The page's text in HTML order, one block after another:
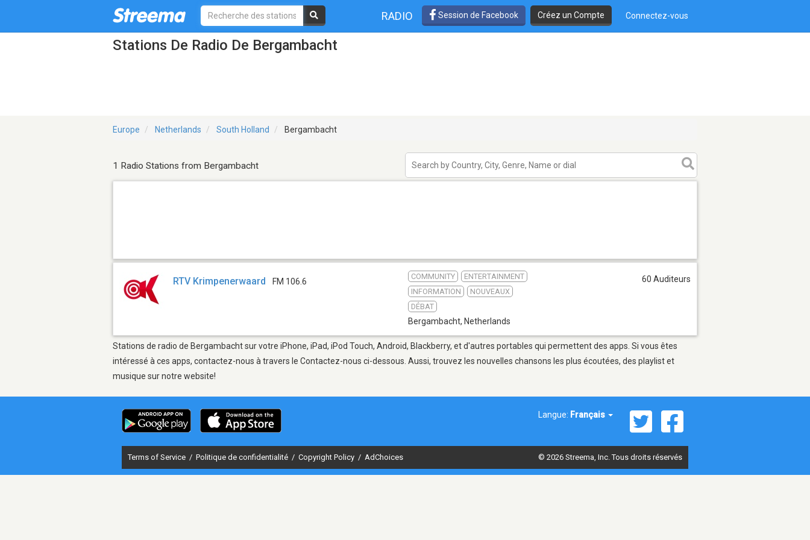
RADIO Session de Facebook Créez un Compte Connectez-vous
Stations De Radio De Bergambacht
Europe Netherlands South Holland Bergambacht
1 Radio Stations from Bergambacht
RTV Krimpenerwaard FM 106.6
COMMUNITY
ENTERTAINMENT
INFORMATION
NOUVEAUX
DÉBAT
Bergambacht, Netherlands
60 Auditeurs
Stations de radio de Bergambacht sur votre iPhone, iPad, iPod Touch, Android, Blackberry, et d'autres portables qui permettent des apps. Si vous êtes
intéressé à ces apps, contactez-nous à travers le Contactez-nous ci-dessous. Aussi, trouvez les nouvelles chansons les plus écoutées, des playlist et
musique sur notre website!
Langue: Français
Terms of Service / Politique de confidentialité / Copyright Policy / AdChoices © 2026 Streema, Inc. Tous droits réservés